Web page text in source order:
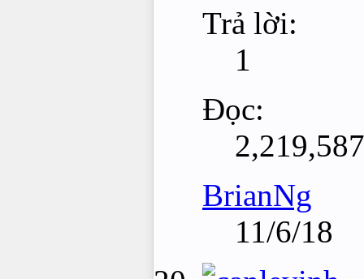
Trả lời:
1
Đọc:
2,219,587
BrianNg
11/6/18